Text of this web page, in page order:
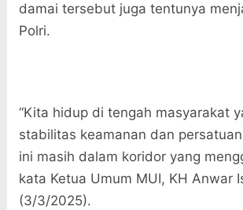
damai tersebut juga tentunya
Polri.
“Kita hidup di tengah masyarakat
stabilitas keamanan dan
ini masih dalam koridor yang
kata Ketua Umum MUI, KH Anwar
(3/3/2025).